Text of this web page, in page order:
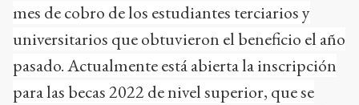
mes de cobro de los estudiantes terciarios y
universitarios que obtuvieron el beneficio el año
pasado. Actualmente está abierta la inscripción
para las becas 2022 de nivel superior, que se